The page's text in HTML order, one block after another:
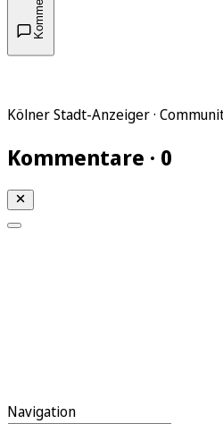
Kölner Stadt-Anzeiger ·
Kommentare · 0
Navigation